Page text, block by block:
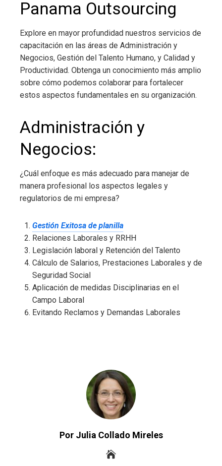
Panama Outsourcing
Explore en mayor profundidad nuestros servicios de
capacitación en las áreas de Administración y
Negocios, Gestión del Talento Humano, y Calidad y
Productividad. Obtenga un conocimiento más amplio
sobre cómo podemos colaborar para fortalecer
estos aspectos fundamentales en su organización.
Administración y
Negocios:
¿Cuál enfoque es más adecuado para manejar de
manera profesional los aspectos legales y
regulatorios de mi empresa?
Gestión Exitosa de planilla
Relaciones Laborales y RRHH
Legislación laboral y Retención del Talento
Cálculo de Salarios, Prestaciones Laborales y de
Seguridad Social
Aplicación de medidas Disciplinarias en el
Campo Laboral
Evitando Reclamos y Demandas Laborales
Por Julia Collado Mireles